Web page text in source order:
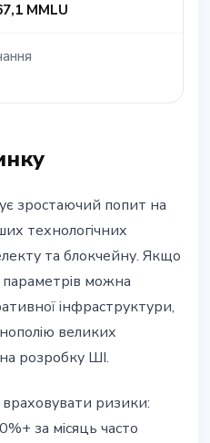
MMLU
зростаючий попит на
технологічних
та блокчейну. Якщо
можна
інфраструктури,
великих
розробку ШІ.
ризики:
за місяць часто